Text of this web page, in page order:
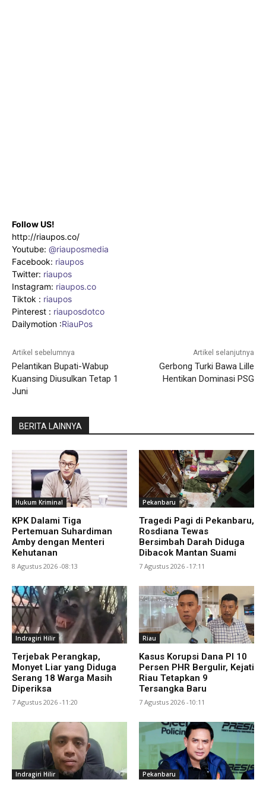
Follow US!
http://riaupos.co/
Youtube: @riauposmedia
Facebook: riaupos
Twitter: riaupos
Instagram: riaupos.co
Tiktok : riaupos
Pinterest : riauposdotco
Dailymotion :RiauPos
Artikel sebelumnya
Pelantikan Bupati-Wabup
Kuansing Diusulkan Tetap 1
Juni
Artikel selanjutnya
Gerbong Turki Bawa Lille
Hentikan Dominasi PSG
BERITA LAINNYA
Hukum Kriminal
KPK Dalami Tiga
Pertemuan Suhardiman
Amby dengan Menteri
Kehutanan
8 Agustus 2026 -08:13
Pekanbaru
Tragedi Pagi di Pekanbaru,
Rosdiana Tewas
Bersimbah Darah Diduga
Dibacok Mantan Suami
7 Agustus 2026 -17:11
Indragiri Hilir
Terjebak Perangkap,
Monyet Liar yang Diduga
Serang 18 Warga Masih
Diperiksa
7 Agustus 2026 -11:20
Riau
Kasus Korupsi Dana PI 10
Persen PHR Bergulir, Kejati
Riau Tetapkan 9
Tersangka Baru
7 Agustus 2026 -10:11
Indragiri Hilir Pekanbaru